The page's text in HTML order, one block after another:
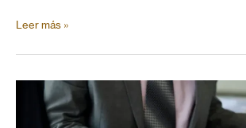
Leer más »